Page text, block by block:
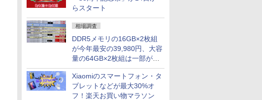
らスタート
相場調査
DDR5メモリの16GB×2枚組
が今年最安の39,980円、大容
量の64GB×2枚組は一部が続
騰 [8月前半のメモリ価格]
Xiaomiのスマートフォン・タ
ブレットなどが最大30%オ
フ！楽天お買い物マラソン